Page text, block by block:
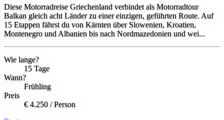
Diese Motorradreise Griechenland verbindet als Motorradtour
Balkan gleich acht Länder zu einer einzigen, geführten Route. Auf
15 Etappen fährst du von Kärnten über Slowenien, Kroatien,
Montenegro und Albanien bis nach Nordmazedonien und wei...
Wie lange?
15 Tage
Wann?
Frühling
Preis
€ 4.250 / Person